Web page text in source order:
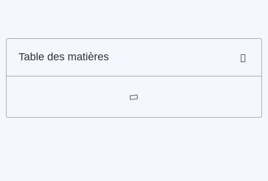
Table des matières